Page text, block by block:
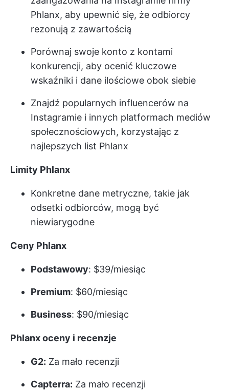
Phlanx, aby upewnić się, że odbiorcy
rezonują z zawartością
Porównaj swoje konto z kontami
konkurencji, aby ocenić kluczowe
wskaźniki i dane ilościowe obok siebie
Znajdź popularnych influencerów na
Instagramie i innych platformach mediów
społecznościowych, korzystając z
najlepszych list Phlanx
Limity Phlanx
Konkretne dane metryczne, takie jak
odsetki odbiorców, mogą być
niewiarygodne
Ceny Phlanx
Podstawowy: $39/miesiąc
Premium: $60/miesiąc
Business: $90/miesiąc
Phlanx oceny i recenzje
G2: Za mało recenzji
Capterra: Za mało recenzji